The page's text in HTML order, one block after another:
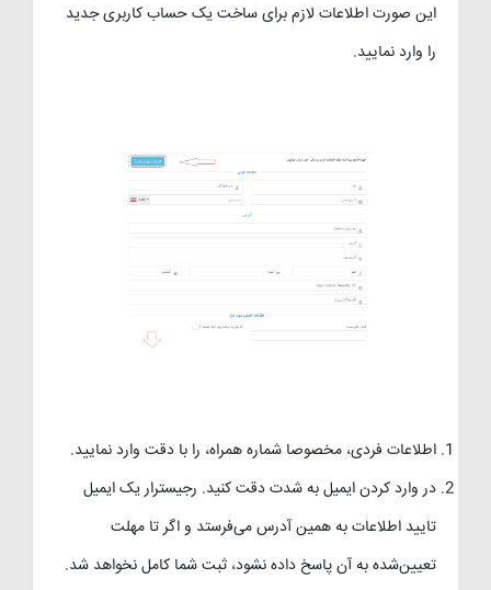
این صورت اطلاعات لازم برای ساخت یک حساب کاربری جدید
را وارد نمایید.
اطلاعات فردی، مخصوصا شماره همراه، را با دقت وارد نمایید.
در وارد کردن ایمیل به شدت دقت کنید. رجیسترار یک ایمیل
تایید اطلاعات به همین آدرس می‌فرستد و اگر تا مهلت
تعیین‌شده به آن پاسخ داده نشود، ثبت شما کامل نخواهد شد.